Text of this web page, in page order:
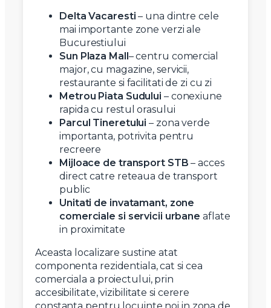
Delta Vacaresti – una dintre cele
mai importante zone verzi ale
Bucurestiului
Sun Plaza Mall – centru comercial
major, cu magazine, servicii,
restaurante si facilitati de zi cu zi
Metrou Piata Sudului – conexiune
rapida cu restul orasului
Parcul Tineretului – zona verde
importanta, potrivita pentru
recreere
Mijloace de transport STB – acces
direct catre reteaua de transport
public
Unitati de invatamant, zone
comerciale si servicii urbane aflate
in proximitate
Aceasta localizare sustine atat
componenta rezidentiala, cat si cea
comerciala a proiectului, prin
accesibilitate, vizibilitate si cerere